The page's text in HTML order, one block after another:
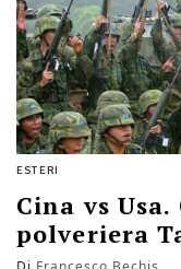
ESTERI
Cina vs
polveriera